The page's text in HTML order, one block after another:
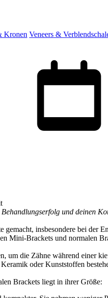
Kronen Veneers &
und deinen
gemacht, insbesondere bei
Mini-Brackets und normalen
um die Zähne während einer
oder Kunststoffen
Brackets liegt in ihrer Größe: